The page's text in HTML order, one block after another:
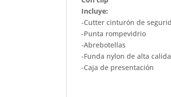
Incluye:
-Cutter cinturón de
-Punta rompevidrio
-Abrebotellas
-Funda nylon de alta
-Caja de presentación